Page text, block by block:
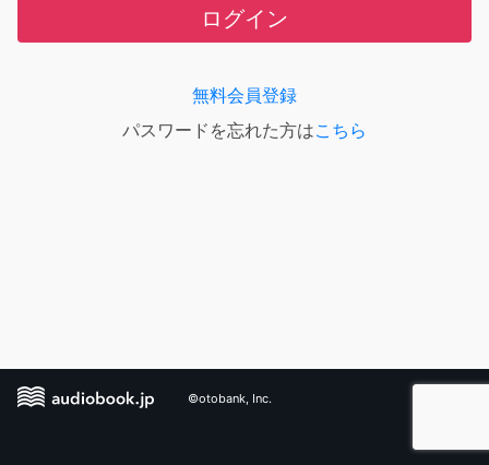
ログイン
無料会員登録
パスワードを忘れた方はこちら
©otobank, Inc.